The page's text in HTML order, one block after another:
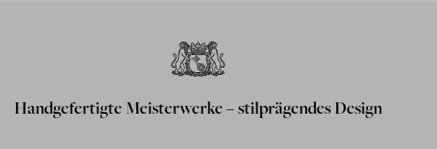
Handgefertigte Meisterwerke – stilprägendes Design